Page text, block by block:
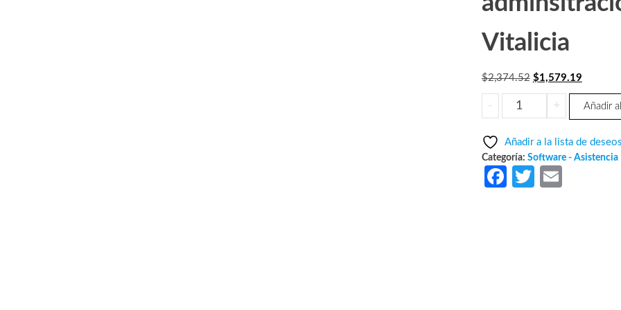
Vitalicia
$2,374.52 El
precio
original
$2,374.52.
$1,579.19El
precio
actual
-
ZKACCESO
TITANIUMCOMPADD
Licencia
para
1
+ Añadir
Añadir a la lista de deseos
Categoría: Software - Asistencia
Fa
T